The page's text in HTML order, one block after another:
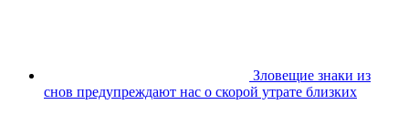
Зловещие знаки из
снов предупреждают нас о скорой утрате близких